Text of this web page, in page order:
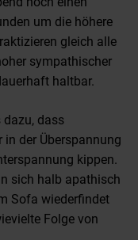
um die höhere
gleich alle
sympathischer
haltbar.
dass
der Überspannung
kippen.
sich halb apathisch
Sofa wiederfindet
Folge von